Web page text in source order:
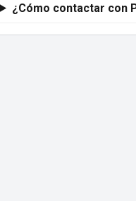
¿Cómo contactar con